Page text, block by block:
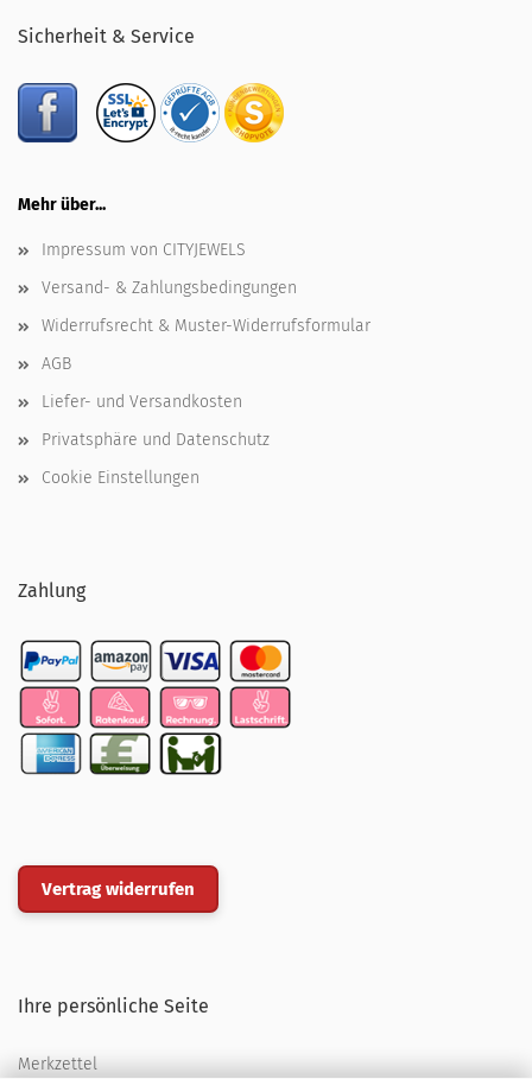
Sicherheit & Service
Mehr über...
Impressum von CITYJEWELS
Versand- & Zahlungsbedingungen
Widerrufsrecht & Muster-Widerrufsformular
AGB
Liefer- und Versandkosten
Privatsphäre und Datenschutz
Cookie Einstellungen
Zahlung
Vertrag widerrufen
Ihre persönliche Seite
Merkzettel